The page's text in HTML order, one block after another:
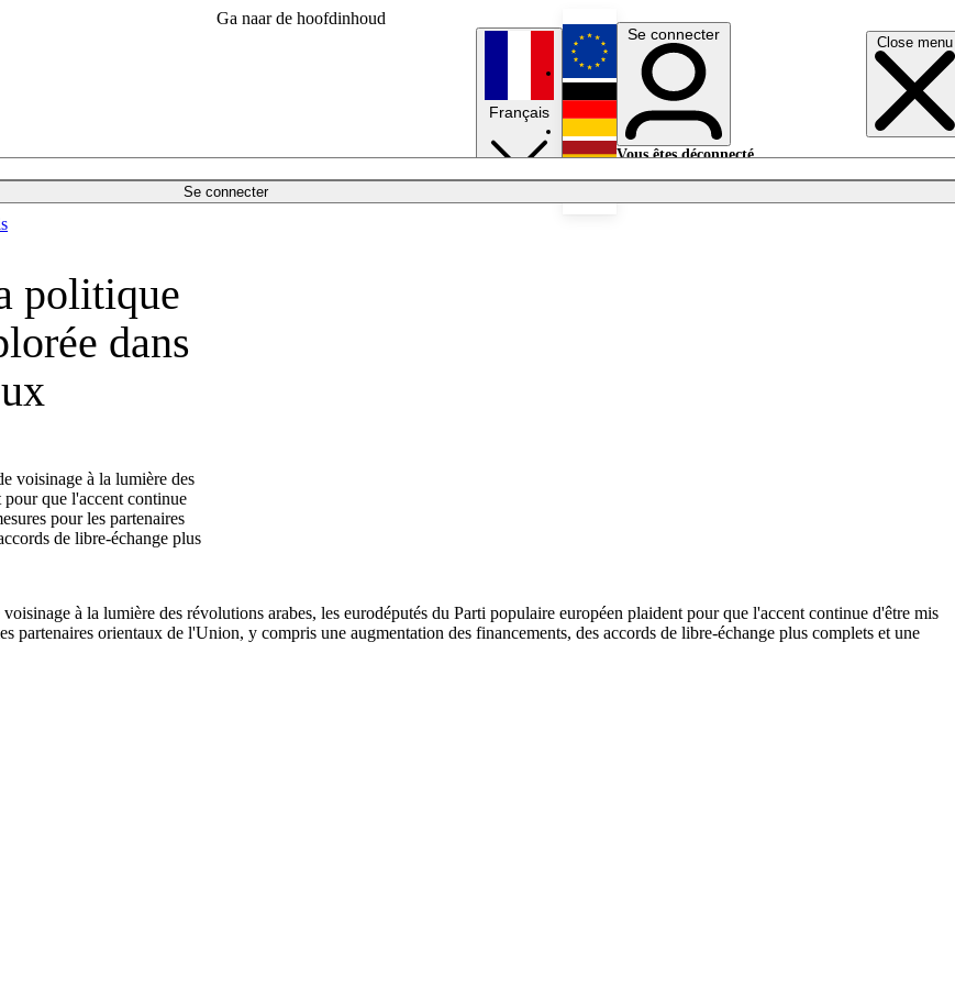
Ga naar de hoofdinhoud
Close menu
Se connecter
Français
English
Deutsch
Se connecter
Vous êtes déconnecté.
politique
dans
voisinage à la lumière des
pour que l'accent continue
pour les partenaires
de libre-échange plus
à la lumière des révolutions arabes, les eurodéputés du Parti populaire européen plaident pour que l'accent continue d'être mis
partenaires orientaux de l'Union, y compris une augmentation des financements, des accords de libre-échange plus complets et une